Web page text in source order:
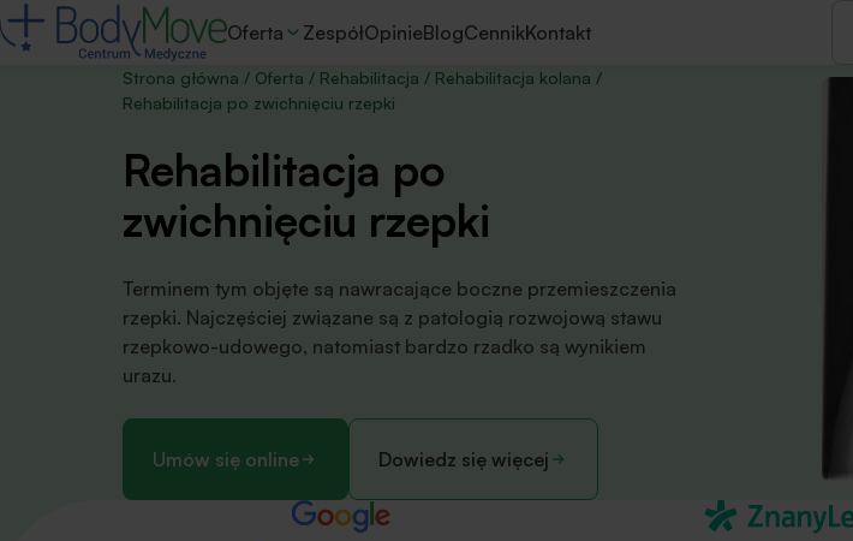
Oferta ZespółOpinieBlogCennikKontakt
Strona główna / Oferta / Rehabilitacja / Rehabilitacja kolana /
Rehabilitacja po zwichnięciu rzepki
Rehabili­tacja po
zwichnięciu rzepki
Terminem tym objęte są nawracające boczne przemieszczenia
rzepki. Najczęściej związane są z patologią rozwojową stawu
rzepkowo-udowego, natomiast bardzo rzadko są wynikiem
urazu.
Umów się online Dowiedz się więcej